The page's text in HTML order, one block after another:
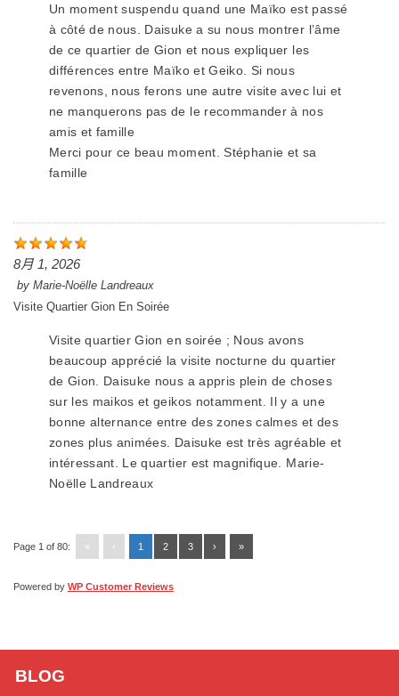
Un moment suspendu quand une Maïko est passé
à côté de nous. Daisuke a su nous montrer l’âme
de ce quartier de Gion et nous expliquer les
différences entre Maïko et Geiko. Si nous
revenons, nous ferons une autre visite avec lui et
ne manquerons pas de le recommander à nos
amis et famille
Merci pour ce beau moment. Stéphanie et sa
famille
8月 1, 2026
by Marie-Noëlle Landreaux
Visite Quartier Gion En Soirée
Visite quartier Gion en soirée ; Nous avons
beaucoup apprécié la visite nocturne du quartier
de Gion. Daisuke nous a appris plein de choses
sur les maikos et geikos notamment. Il y a une
bonne alternance entre des zones calmes et des
zones plus animées. Daisuke est très agréable et
intéressant. Le quartier est magnifique. Marie-
Noëlle Landreaux
Page 1 of 80: « ‹ 1 2 3 › »
Powered by WP Customer Reviews
BLOG